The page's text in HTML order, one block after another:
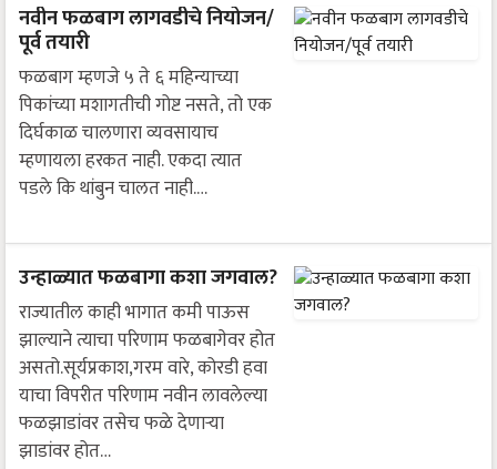
नवीन फळबाग लागवडीचे नियोजन/
पूर्व तयारी
फळबाग म्हणजे ५ ते ६ महिन्याच्या
पिकांच्या मशागतीची गोष्ट नसते, तो एक
दिर्घकाळ चालणारा व्यवसायाच
म्हणायला हरकत नाही. एकदा त्यात
पडले कि थांबुन चालत नाही.…
उन्हाळ्यात फळबागा कशा जगवाल?
राज्यातील काही भागात कमी पाऊस
झाल्याने त्याचा परिणाम फळबागेवर होत
असतो.सूर्यप्रकाश,गरम वारे, कोरडी हवा
याचा विपरीत परिणाम नवीन लावलेल्या
फळझाडांवर तसेच फळे देणाऱ्या
झाडांवर होत…